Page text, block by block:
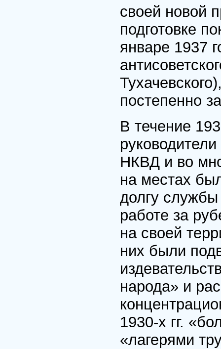
своей новой
подготовке
январе 1937
постепенно
В течение
НКВД и во
на местах
долгу службы
работе за
на своей
них были
народа» и
1930-х гг.
«лагерями